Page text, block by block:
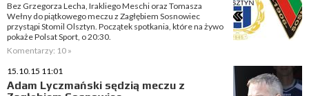
Bez Grzegorza Lecha, Irakliego Meschi oraz Tomasza
Wełny do piątkowego meczu z Zagłębiem Sosnowiec
przystąpi Stomil Olsztyn. Początek spotkania, które na żywo
pokaże Polsat Sport, o 20:30.
Komentarzy: 10 »
15.10.15 11:01
Adam Lyczmański sędzią meczu z